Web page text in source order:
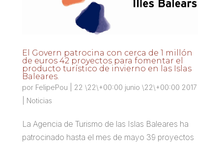
El Govern patrocina con cerca de 1 millón
de euros 42 proyectos para fomentar el
producto turístico de invierno en las Islas
Baleares.
por FelipePou
22 \22\+00:00 junio \22\+00:00 2017
Noticias
La Agencia de Turismo de las Islas Baleares ha
patrocinado hasta el mes de mayo 39 proyectos